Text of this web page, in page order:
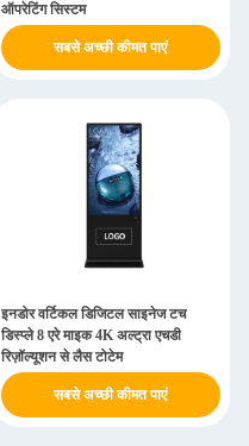
ऑपरेटिंग सिस्टम
सबसे अच्छी कीमत पाएं
इनडोर वर्टिकल डिजिटल साइनेज टच
डिस्प्ले 8 एरे माइक 4K अल्ट्रा एचडी
रिज़ॉल्यूशन से लैस टोटेम
सबसे अच्छी कीमत पाएं